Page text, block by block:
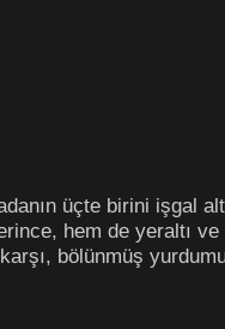
üçte birini işgal
hem de yeraltı
bölünmüş